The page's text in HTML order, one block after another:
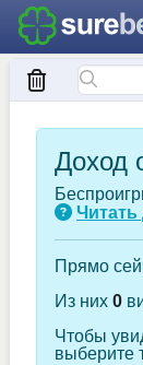
Доход
Прямо
Из них 0
Чтобы
выберите